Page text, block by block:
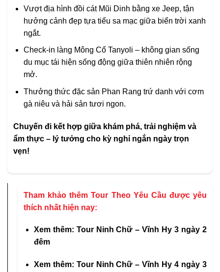
Vượt địa hình đồi cát Mũi Dinh bằng xe Jeep, tận
hưởng cảnh đẹp tựa tiểu sa mạc giữa biển trời xanh
ngắt.
Check-in làng Mông Cổ Tanyoli – không gian sống
du mục tái hiện sống động giữa thiên nhiên rộng
mở.
Thưởng thức đặc sản Phan Rang trứ danh với cơm
gà niêu và hải sản tươi ngon.
Chuyến đi kết hợp giữa khám phá, trải nghiệm và
ẩm thực – lý tưởng cho kỳ nghỉ ngắn ngày trọn
vẹn!
Tham khảo thêm Tour Theo Yêu Cầu được yêu
thích nhất hiện nay:
Xem thêm: Tour Ninh Chữ – Vĩnh Hy 3 ngày 2
đêm
Xem thêm: Tour Ninh Chữ – Vĩnh Hy 4 ngày 3